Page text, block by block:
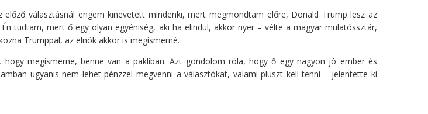
választásnál engem kinevetett mindenki, mert megmondtam előre, Donald Trump lesz az
tudtam, mert ő egy olyan egyéniség, aki ha elindul, akkor nyer – vélte a magyar mulatóssztár,
Trumppal, az elnök akkor is megismerné.
hogy megismerne, benne van a pakliban. Azt gondolom róla, hogy ő egy nagyon jó ember és
ugyanis nem lehet pénzzel megvenni a választókat, valami pluszt kell tenni – jelentette ki